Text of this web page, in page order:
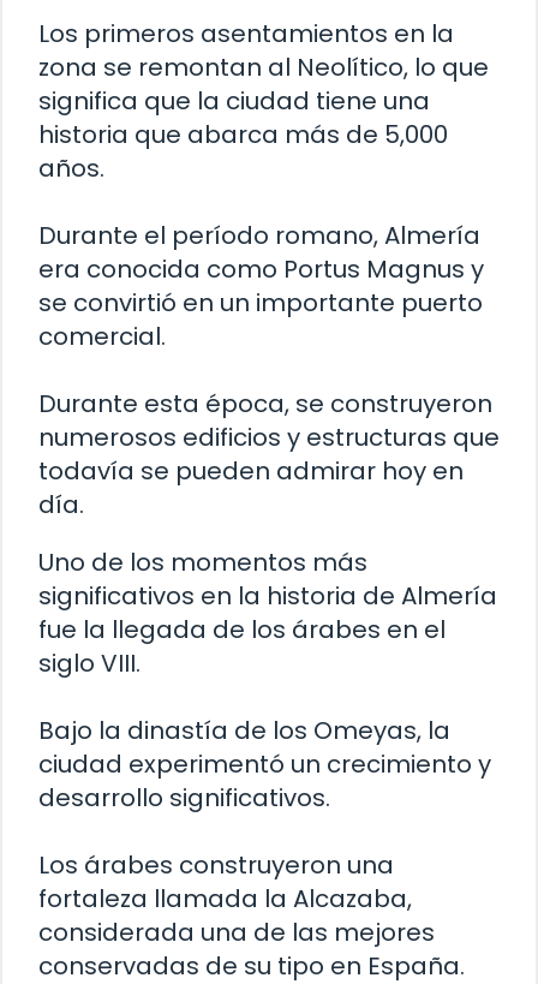
Los primeros asentamientos en la
zona se remontan al Neolítico, lo que
significa que la ciudad tiene una
historia que abarca más de 5,000
años.
Durante el período romano, Almería
era conocida como Portus Magnus y
se convirtió en un importante puerto
comercial.
Durante esta época, se construyeron
numerosos edificios y estructuras que
todavía se pueden admirar hoy en
día.
Uno de los momentos más
significativos en la historia de Almería
fue la llegada de los árabes en el
siglo VIII.
Bajo la dinastía de los Omeyas, la
ciudad experimentó un crecimiento y
desarrollo significativos.
Los árabes construyeron una
fortaleza llamada la Alcazaba,
considerada una de las mejores
conservadas de su tipo en España.